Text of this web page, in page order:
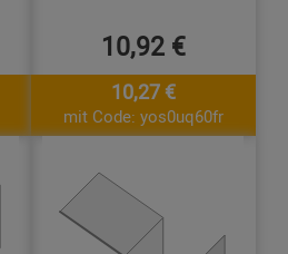
10,92 €
10,27 €
mit Code: yos0uq60fr